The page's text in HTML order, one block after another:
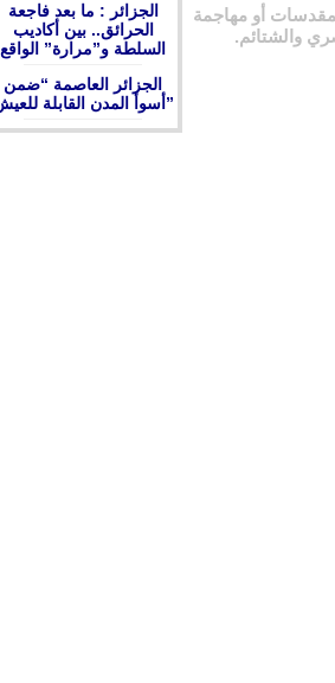
أو مهاجمة
والشتائم.
الجزائر : ما بعد فاجعة
الحرائق.. بين أكاديب
السلطة و”مرارة” الواقع
الجزائر العاصمة “ضمن
أسوأ المدن القابلة للعيش”